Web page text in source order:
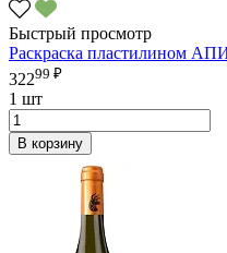
Быстрый просмотр
Раскраска пластилином
32299 ₽
1 шт
В корзину